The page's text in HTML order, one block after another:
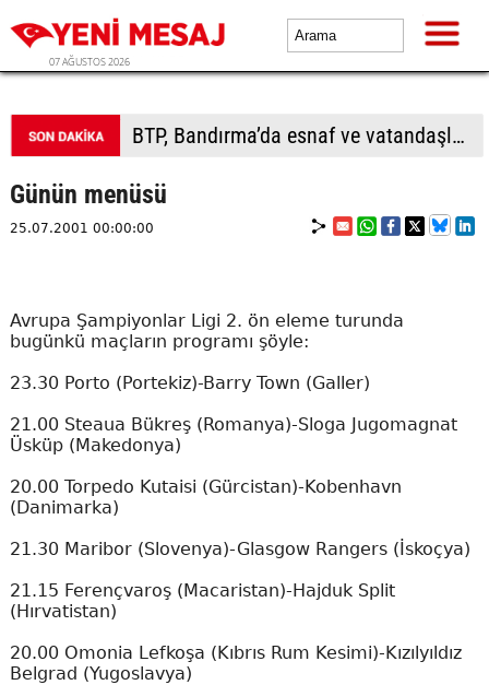
07 AĞUSTOS 2026
BTP, Bandırma’da esnaf ve vatandaşla buluştu
Günün menüsü
25.07.2001 00:00:00
Avrupa Şampiyonlar Ligi 2. ön eleme turunda
bugünkü maçların programı şöyle:
23.30 Porto (Portekiz)-Barry Town (Galler)
21.00 Steaua Bükreş (Romanya)-Sloga Jugomagnat
Üsküp (Makedonya)
20.00 Torpedo Kutaisi (Gürcistan)-Kobenhavn
(Danimarka)
21.30 Maribor (Slovenya)-Glasgow Rangers (İskoçya)
21.15 Ferençvaroş (Macaristan)-Hajduk Split
(Hırvatistan)
20.00 Omonia Lefkoşa (Kıbrıs Rum Kesimi)-Kızılyıldız
Belgrad (Yugoslavya)